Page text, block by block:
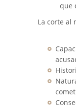
que
La corte al